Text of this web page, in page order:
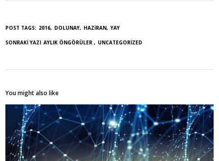
POST TAGS: 2016 DOLUNAY HAZIRAN YAY
SONRAKI YAZI AYLIK ÖNGÖRÜLER UNCATEGORIZED
You might also like